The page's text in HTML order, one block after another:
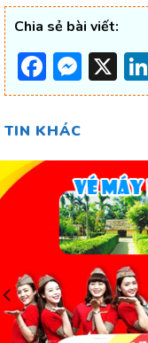
Chia sẻ bài viết:
X
TIN KHÁC